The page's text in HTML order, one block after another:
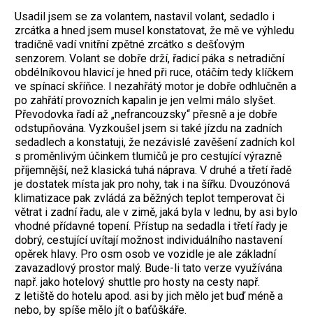
Usadil jsem se za volantem, nastavil volant, sedadlo i
zrcátka a hned jsem musel konstatovat, že mě ve výhledu
tradičně vadí vnitřní zpětné zrcátko s dešťovým
senzorem. Volant se dobře drží, řadicí páka s netradiční
obdélníkovou hlavicí je hned při ruce, otáčím tedy klíčkem
ve spínací skříňce. I nezahřátý motor je dobře odhlučněn a
po zahřátí provozních kapalin je jen velmi málo slyšet.
Převodovka řadí až „nefrancouzsky“ přesně a je dobře
odstupňována. Vyzkoušel jsem si také jízdu na zadních
sedadlech a konstatuji, že nezávislé zavěšení zadních kol
s proměnlivým účinkem tlumičů je pro cestující výrazně
příjemnější, než klasická tuhá náprava. V druhé a třetí řadě
je dostatek místa jak pro nohy, tak i na šířku. Dvouzónová
klimatizace pak zvládá za běžných teplot temperovat či
větrat i zadní řadu, ale v zimě, jaká byla v lednu, by asi bylo
vhodné přídavné topení. Přístup na sedadla i třetí řady je
dobrý, cestující uvítají možnost individuálního nastavení
opěrek hlavy. Pro osm osob ve vozidle je ale základní
zavazadlový prostor malý. Bude-li tato verze využívána
např. jako hotelový shuttle pro hosty na cesty např.
z letiště do hotelu apod. asi by jich mělo jet buď méně a
nebo, by spíše mělo jít o baťůškáře.